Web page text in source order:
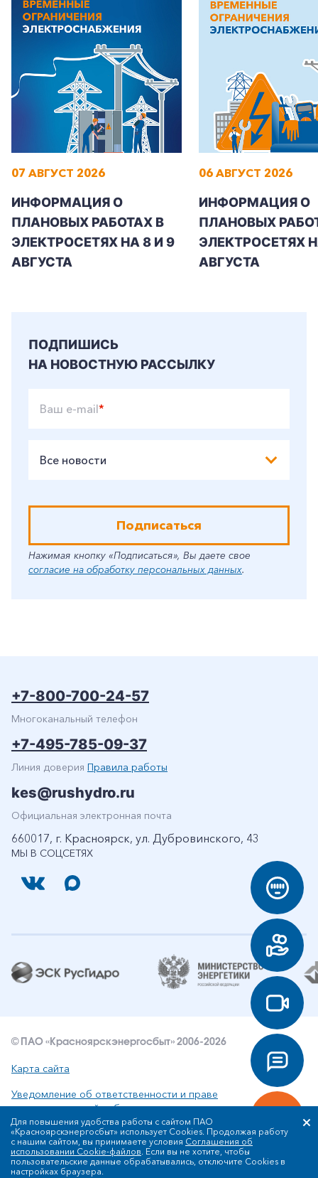
07 АВГУСТ 2026
ИНФОРМАЦИЯ О
ПЛАНОВЫХ РАБОТАХ В
ЭЛЕКТРОСЕТЯХ НА 8 И 9
АВГУСТА
06 АВГУСТ 2026
ИНФОРМАЦИЯ О
ПЛАНОВЫХ
ЭЛЕКТРОСЕТЯХ
АВГУСТА
ПОДПИШИСЬ
НА НОВОСТНУЮ РАССЫЛКУ
Ваш e-mail*
Все новости
Подписаться
Нажимая кнопку «Подписаться», Вы даете свое
согласие на обработку персональных данных.
МЫ В СОЦСЕТЯХ
+7-800-700-24-57
Многоканальный телефон
+7-495-785-09-37
Линия доверия Правила работы
kes@rushydro.ru
Официальная электронная почта
660017, г. Красноярск, ул. Дубровинского, 43
© ПАО «Красноярскэнергосбыт» 2006-2026
Карта сайта
Уведомление об ответственности и праве
интеллектуальной собственности
Политика ПАО «Красноярскэнергосбыт» в отношении
обработки персональных данных
Для повышения удобства работы с сайтом ПАО
«Красноярскэнергосбыт» использует Cookies. Продолжая работу
с нашим сайтом, вы принимаете условия Соглашения об
использовании Cookie-файлов. Если вы не хотите, чтобы
пользовательские данные обрабатывались, отключите Cookies в
настройках браузера.